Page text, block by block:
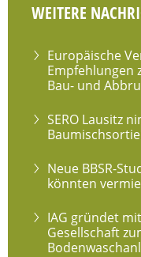
WEITERE
Europäische
Empfehlungen
Bau- und
SERO Lausitz
Neue BBSR-
könnten
IAG gründet
Gesellschaft